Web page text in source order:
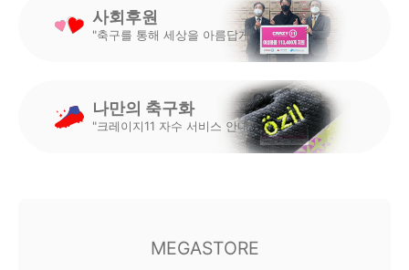
사회후원
"축구를 통해 세상을 아름답게"
나만의 축구화
"크레이지11 자수 서비스 안내"
MEGASTORE